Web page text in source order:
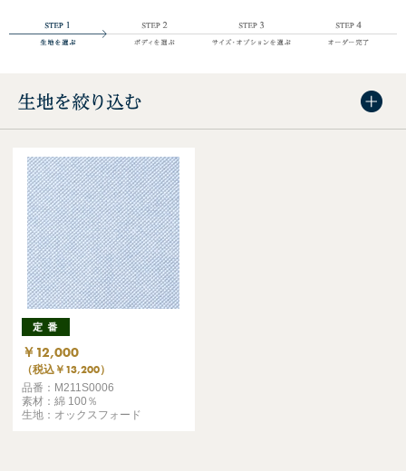
￥12,000
（税込￥13,200）
品番：M211S0006
素材：綿 100％
生地：オックスフォード